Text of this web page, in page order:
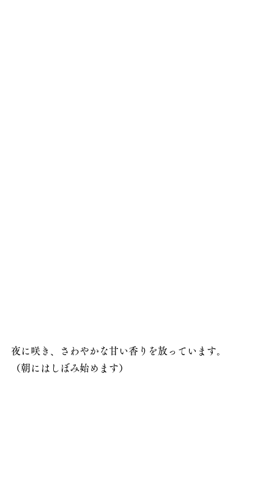
夜に咲き、さわやかな甘い香りを放っています。
（朝にはしぼみ始めます）